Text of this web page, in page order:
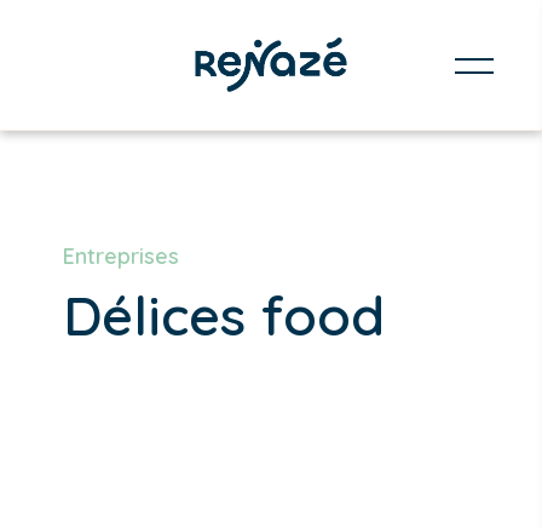
Entreprises
Délices food